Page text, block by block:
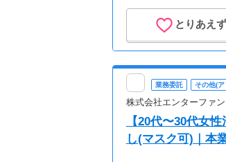
とりあえ
業務委託 その他(
株式会社エンターファ
【20代〜30代女
し(マスク可)｜本